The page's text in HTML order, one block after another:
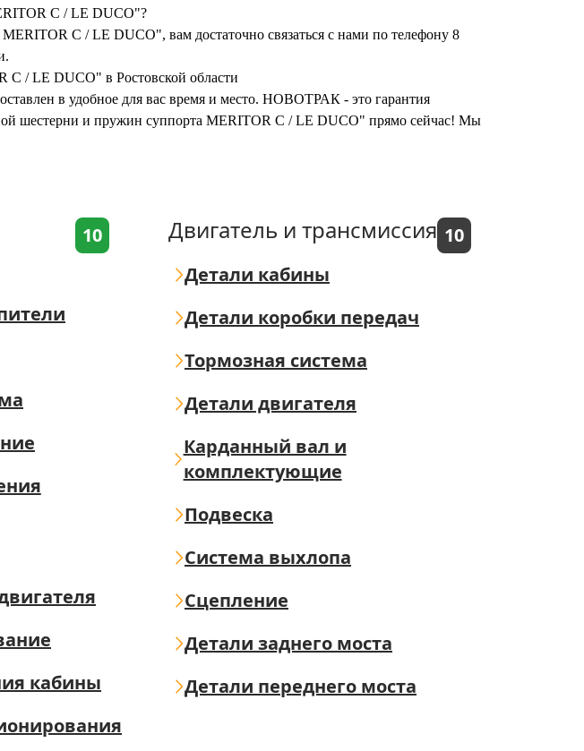
C / LE DUCO"?
C / LE DUCO", вам достаточно связаться с нами по телефону 8
C / LE DUCO" в Ростовской области
в удобное для вас время и место. НОВОТРАК - это гарантия
шестерни и пружин суппорта MERITOR C / LE DUCO" прямо сейчас! Мы
10
кабины
Двигатель и трансмиссия 10
Детали кабины
Детали коробки передач
Тормозная система
Детали двигателя
Карданный вал и
комплектующие
Подвеска
Система выхлопа
Сцепление
Детали заднего моста
Детали переднего моста